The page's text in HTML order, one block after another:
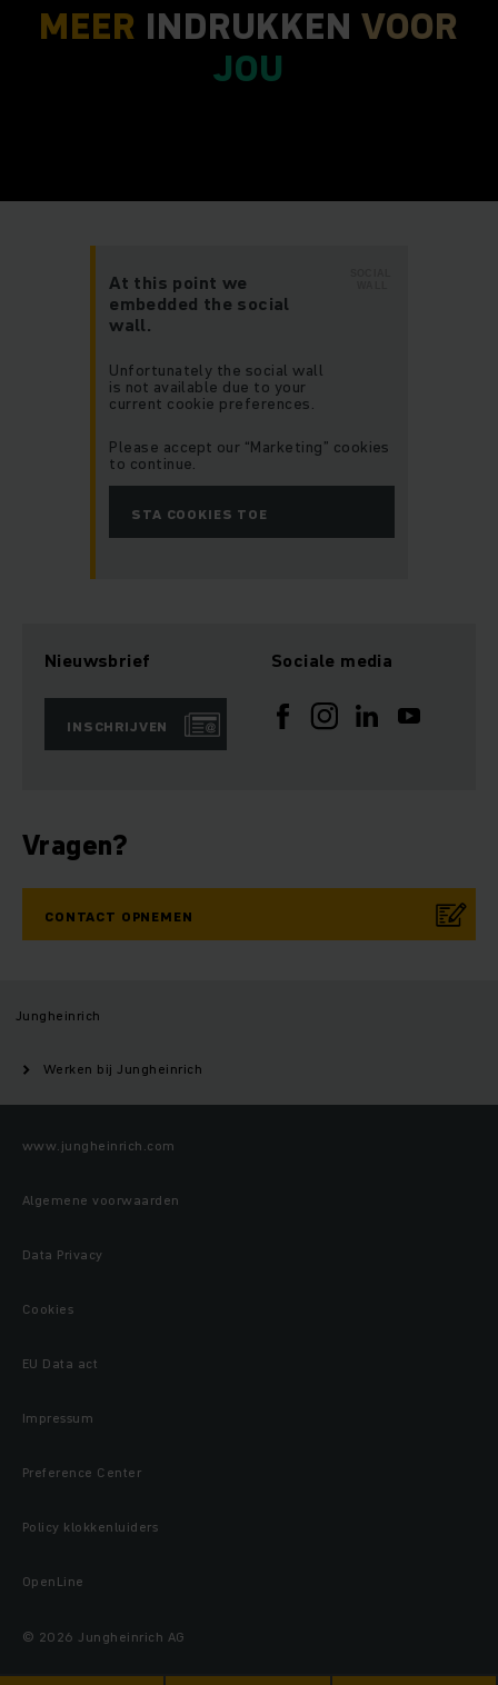
MEER INDRUKKEN VOOR
JOU
At this point we
embedded the social
wall.
Unfortunately the social wall
is not available due to your
current cookie preferences.
Please accept our “Marketing” cookies
to continue.
STA COOKIES TOE
Nieuwsbrief
INSCHRIJVEN
Sociale media
Vragen?
CONTACT OPNEMEN
Jungheinrich
Werken bij Jungheinrich
www.jungheinrich.com
Algemene voorwaarden
Data Privacy
Cookies
EU Data act
Impressum
Preference Center
Policy klokkenluiders
OpenLine
© 2026 Jungheinrich AG